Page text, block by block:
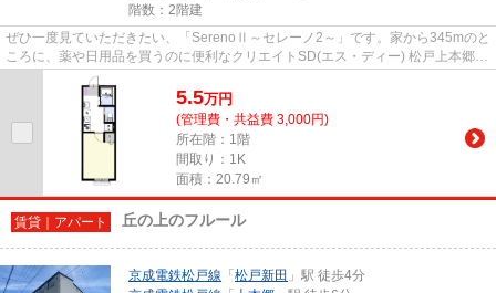
階数：2階建
ぜひ一度見ていただきたい、「SerenoⅡ～セレーノ2～」です。家から345mのと
ころに、薬や日用品を買うのに便利なクリエイトSD(エス・ディー) 松戸上本郷店
があります。忙しい朝に遠くま...
5.5万円
(管理費・共益費 3,000円)
所在階：1階
間取り：1K
面積：20.79㎡
賃貸｜アパート 丘の上のフルール
京成電鉄松戸線 「 松戸新田 」駅 徒歩4分